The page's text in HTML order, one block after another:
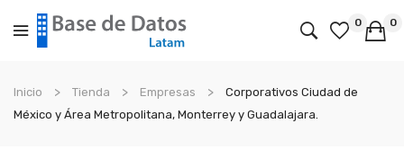
0 0
Inicio Tienda Empresas
Corporativos Ciudad de
México y Área Metropolitana, Monterrey y Guadalajara.